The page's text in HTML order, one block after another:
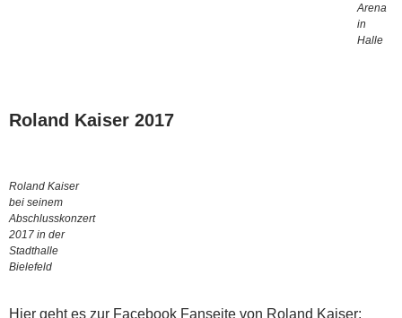
Arena
in
Halle
Roland Kaiser 2017
Roland Kaiser
bei seinem
Abschlusskonzert
2017 in der
Stadthalle
Bielefeld
Hier geht es zur Facebook Fanseite von Roland Kaiser: